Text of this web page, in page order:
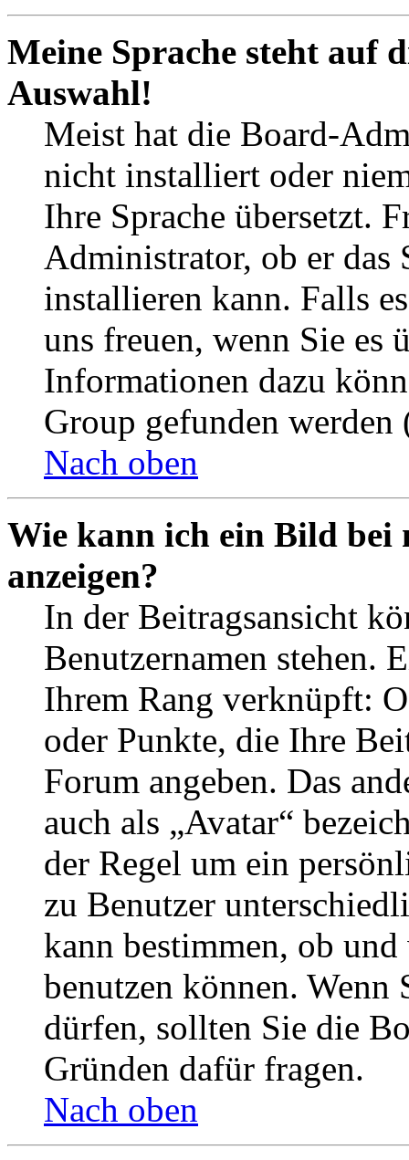
Meine Sprache steht auf
Auswahl!
Meist hat die Board-
nicht installiert oder
Ihre Sprache übersetzt.
Administrator, ob er das
installieren kann. Falls
uns freuen, wenn Sie es
Informationen dazu
Group gefunden
Nach oben
Wie kann ich ein Bild bei
anzeigen?
In der Beitragsansicht
Benutzernamen stehen.
Ihrem Rang verknüpft:
oder Punkte, die Ihre
Forum angeben. Das
auch als „Avatar“
der Regel um ein
zu Benutzer
kann bestimmen, ob
benutzen können. Wenn
dürfen, sollten Sie die
Gründen dafür fragen.
Nach oben